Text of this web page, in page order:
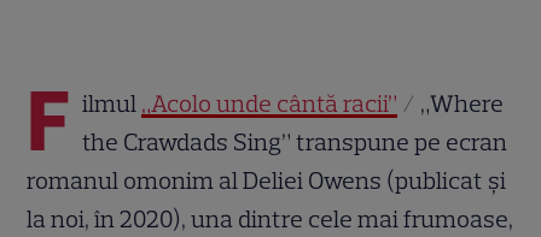
F ilmul „Acolo unde cântă racii” / „Where
the Crawdads Sing” transpune pe ecran
romanul omonim al Deliei Owens (publicat și
la noi, în 2020), una dintre cele mai frumoase,